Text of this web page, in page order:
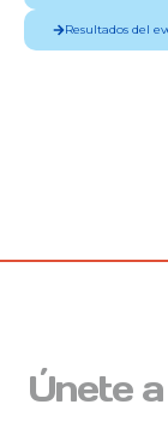
Resultados del
Únete